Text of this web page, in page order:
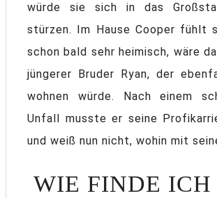
würde sie sich in das
stürzen. Im Hause Cooper fühlt
schon bald sehr heimisch, wäre
jüngerer Bruder Ryan, der
wohnen würde. Nach einem
Unfall musste er seine
und weiß nun nicht, wohin mit
WIE FINDE ICH